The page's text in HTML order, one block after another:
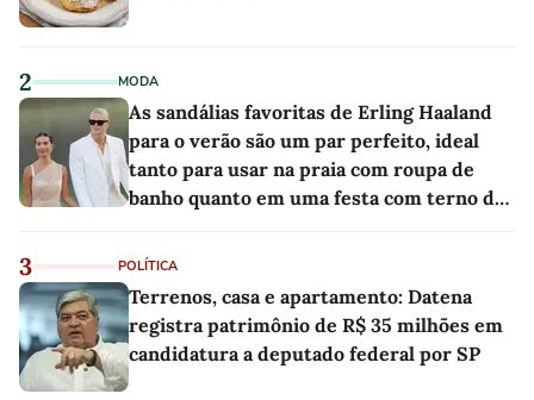
2 MODA
As sandálias favoritas de Erling Haaland
para o verão são um par perfeito, ideal
tanto para usar na praia com roupa de
banho quanto em uma festa com terno de
3 POLÍTICA
Terrenos, casa e apartamento: Datena
registra patrimônio de R$ 35 milhões em
candidatura a deputado federal por SP